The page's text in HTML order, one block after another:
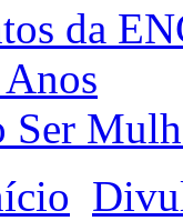
da
Ser